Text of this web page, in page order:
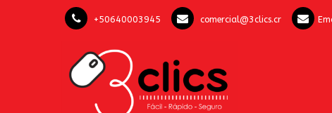
+50640003945 comercial@3clics.cr